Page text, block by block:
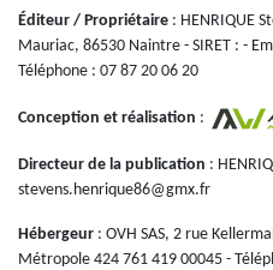
Éditeur / Propriétaire : HENRIQUE
Mauriac, 86530 Naintre - SIRET : -
Téléphone : 07 87 20 06 20
Conception et réalisation :
Directeur de la publication :
stevens.henrique86@gmx.fr
Hébergeur : OVH SAS, 2 rue
Métropole 424 761 419 00045 -